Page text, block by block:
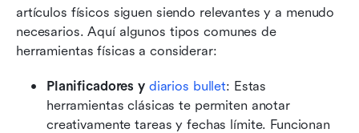
artículos físicos siguen siendo relevantes y a menudo
necesarios. Aquí algunos tipos comunes de
herramientas físicas a considerar:
Planificadores y diarios bullet: Estas
herramientas clásicas te permiten anotar
creativamente tareas y fechas límite. Funcionan